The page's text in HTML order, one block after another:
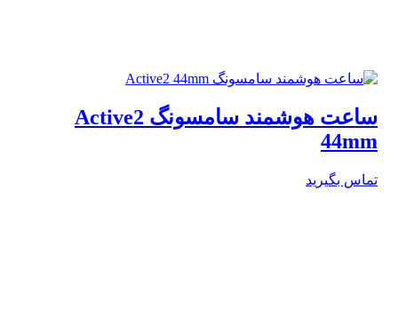
ساعت هوشمند سامسونگ Active2
44mm
تماس بگیرید